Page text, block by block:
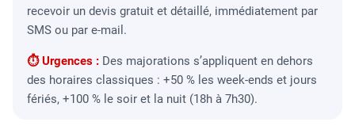
recevoir un devis gratuit et détaillé, immédiatement par
SMS ou par e-mail.
⏱ Urgences : Des majorations s’appliquent en dehors
des horaires classiques : +50 % les week-ends et jours
fériés, +100 % le soir et la nuit (18h à 7h30).